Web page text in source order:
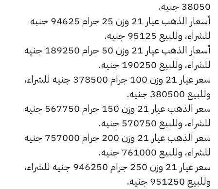
38050 جنيه.
أسعار الذهب عيار 21 وزن 25 جرام 94625 جنيه
للشراء، وللبيع 95125 جنيه.
أسعار الذهب عيار 21 وزن 50 جرام 189250 جنيه
للشراء، وللبيع 190250 جنيه.
سعر عيار 21 وزن 100 جرام 378500 جنيه للشراء،
وللبيع 380500 جنيه.
سعر الذهب عيار 21 وزن 150 جرام 567750 جنيه
للشراء، وللبيع 570750 جنيه.
سعر الذهب عيار 21 وزن 200 جرام 757000 جنيه
للشراء، وللبيع 761000 جنيه.
سعر عيار 21 وزن 250 جرام 946250 جنيه للشراء،
وللبيع 951250 جنيه.